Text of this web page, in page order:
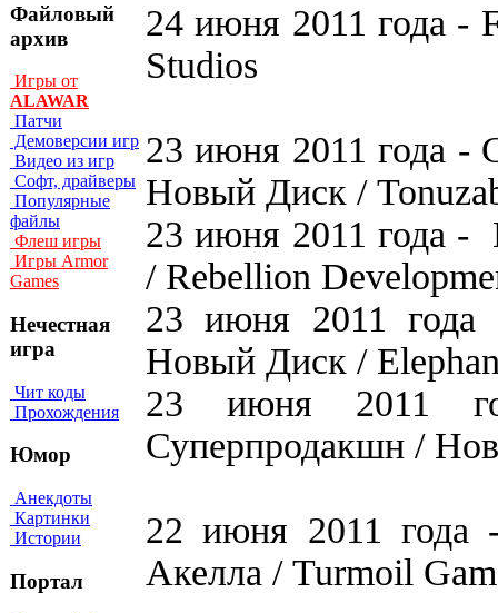
Файловый
архив
Игры от
ALAWAR
Патчи
Демоверсии игр
Видео из игр
Софт, драйверы
Популярные
файлы
Флеш игры
Игры Armor
Games
Нечестная
игра
Чит коды
Прохождения
Юмор
Анекдоты
Картинки
Истории
Портал
24 июня 2011 года
Studios
23 июня 2011 года -
Новый Диск /
23 июня 2011 года
/ Rebellion
23 июня 2011 года
Новый Диск /
23 июня 2011
Суперпродакшн /
22 июня 2011
Акелла / Turmoil